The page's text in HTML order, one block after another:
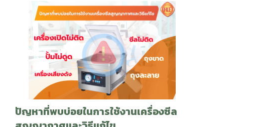
ปัญหาที่พบบ่อยในการใช้งานเครื่องซีล